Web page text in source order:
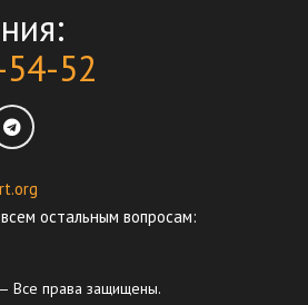
52
остальным вопросам:
Все права защищены.